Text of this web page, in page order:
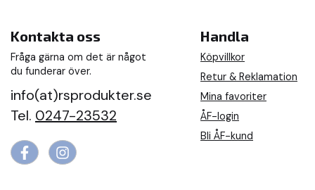
Kontakta oss
Fråga gärna om det är något
du funderar över.
info(at)rsprodukter.se
Tel. 0247-23532
Handla
Köpvillkor
Retur & Reklamation
Mina favoriter
ÅF-login
Bli ÅF-kund